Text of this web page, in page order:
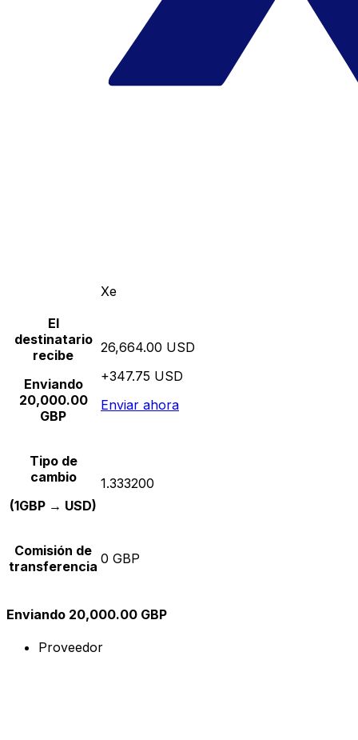
Xe
El
destinatario
recibe
Enviando
20,000.00
GBP
26,664.00 USD
+347.75 USD
Enviar ahora
Tipo de
cambio
(1GBP → USD)
1.333200
Comisión de
transferencia 0 GBP
Enviando 20,000.00 GBP
Proveedor